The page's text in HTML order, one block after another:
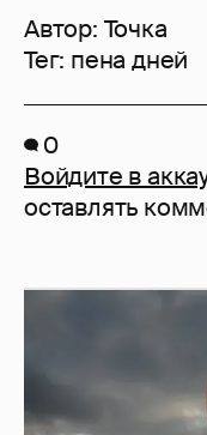
Автор: Точка
Тег: пена дней
0
Войдите в
оставлять